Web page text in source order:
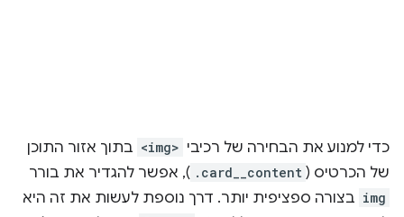
כדי למנוע את הבחירה של רכיבי <img> בתוך אזור התוכן
של הכרטיס ( .card__content ), אפשר להגדיר את בורר
img בצורה ספציפית יותר. דרך נוספת לעשות את זה היא